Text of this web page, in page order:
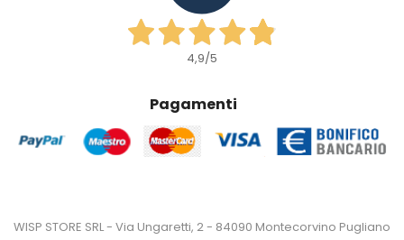
4,9/5
Pagamenti
WISP STORE SRL - Via Ungaretti, 2 - 84090 Montecorvino Pugliano